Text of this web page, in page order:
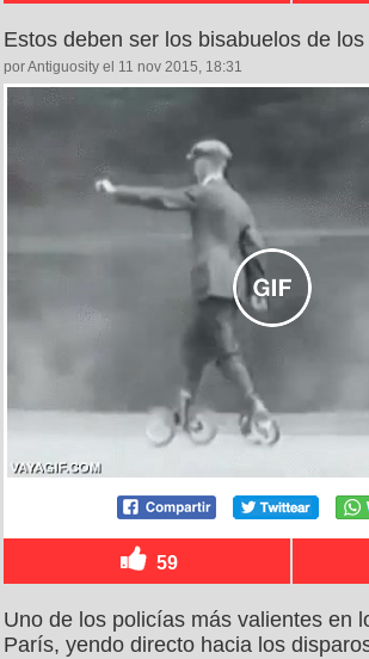
Estos deben ser los bisabuelos de
por Antiguosity el 11 nov 2015, 18:31
59
Uno de los policías más valientes en
París, yendo directo hacia los